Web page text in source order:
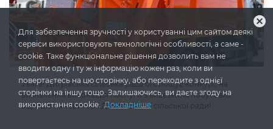
Увага! Дитрівська сільська рада оголошує конкурс на
визначення виконавця послуги з вивезення побутових
відходів на території Дмитрівської сільської ради!
Для забезпечення зручності у користуванні цим сайтом деякі
сервіси використовують технологічні особливості, а саме -
cookie. Таке функціональне рішення дозволить вам не
вводити одну і ту ж інформацію кожен раз, коли ви
повертаєтесь на цю сторінку, або переходите з однієї
сторінки на іншу тощо. Залишаючись, ви даєте згоду на
використання cookie. Докладніше
cancel